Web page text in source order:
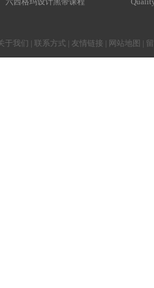
于我们 | 联系方式 | 友情链接 | 网站地图 |